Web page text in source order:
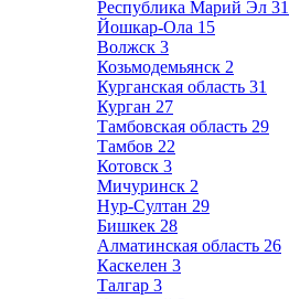
Республика Марий Эл 31
Йошкар-Ола 15
Волжск 3
Козьмодемьянск 2
Курганская область 31
Курган 27
Тамбовская область 29
Тамбов 22
Котовск 3
Мичуринск 2
Нур-Султан 29
Бишкек 28
Алматинская область 26
Каскелен 3
Талгар 3